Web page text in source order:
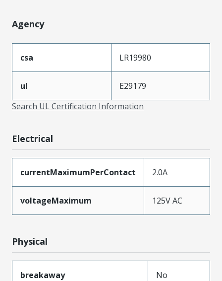
Agency
csa LR19980
ul
E29179
Search UL Certification Information
Electrical
currentMaximumPerContact 2.0A
voltageMaximum 125V AC
Physical
breakaway No